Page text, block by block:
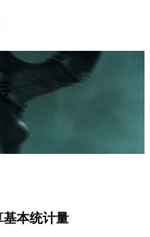
基本统计量